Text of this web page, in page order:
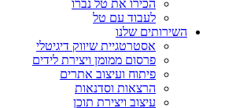
הכירו את טל נברו
לעבוד עם טל
השירותים שלנו
אסטרטגיית שיווק דיגיטלי
פרסום ממומן ויצירת לידים
פיתוח ועיצוב אתרים
הרצאות וסדנאות
עיצוב ויצירת תוכן